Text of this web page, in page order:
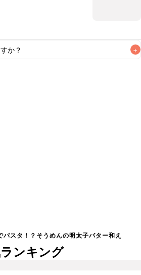
か？ +
てをお召し上がりいただくことをお
パスタ！？そうめんの明太子バター和え
ンキング